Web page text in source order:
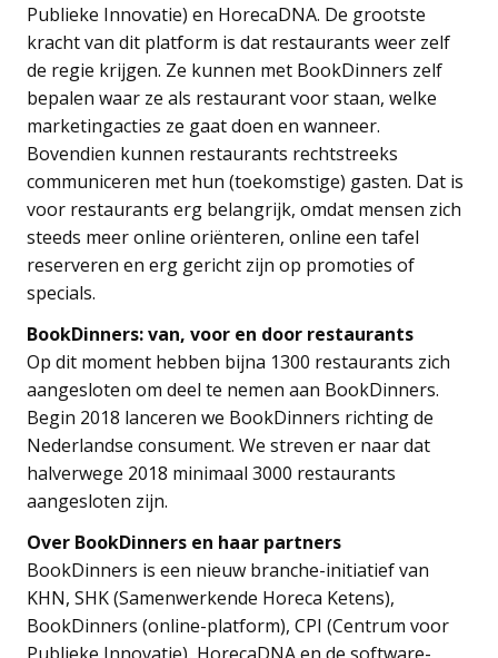
Publieke Innovatie) en HorecaDNA. De grootste
kracht van dit platform is dat restaurants weer zelf
de regie krijgen. Ze kunnen met BookDinners zelf
bepalen waar ze als restaurant voor staan, welke
marketingacties ze gaat doen en wanneer.
Bovendien kunnen restaurants rechtstreeks
communiceren met hun (toekomstige) gasten. Dat is
voor restaurants erg belangrijk, omdat mensen zich
steeds meer online oriënteren, online een tafel
reserveren en erg gericht zijn op promoties of
specials.
BookDinners: van, voor en door restaurants
Op dit moment hebben bijna 1300 restaurants zich
aangesloten om deel te nemen aan BookDinners.
Begin 2018 lanceren we BookDinners richting de
Nederlandse consument. We streven er naar dat
halverwege 2018 minimaal 3000 restaurants
aangesloten zijn.
Over BookDinners en haar partners
BookDinners is een nieuw branche-initiatief van
KHN, SHK (Samenwerkende Horeca Ketens),
BookDinners (online-platform), CPI (Centrum voor
Publieke Innovatie), HorecaDNA en de software-